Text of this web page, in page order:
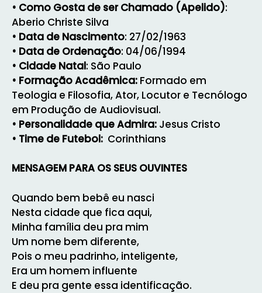
• Como Gosta de ser Chamado (Apelido):
Aberio Christe Silva
• Data de Nascimento: 27/02/1963
• Data de Ordenação: 04/06/1994
• Cidade Natal: São Paulo
• Formação Acadêmica: Formado em
Teologia e Filosofia, Ator, Locutor e Tecnólogo
em Produção de Audiovisual.
• Personalidade que Admira: Jesus Cristo
• Time de Futebol: Corinthians
MENSAGEM PARA OS SEUS OUVINTES
Quando bem bebê eu nasci
Nesta cidade que fica aqui,
Minha família deu pra mim
Um nome bem diferente,
Pois o meu padrinho, inteligente,
Era um homem influente
E deu pra gente essa identificação.